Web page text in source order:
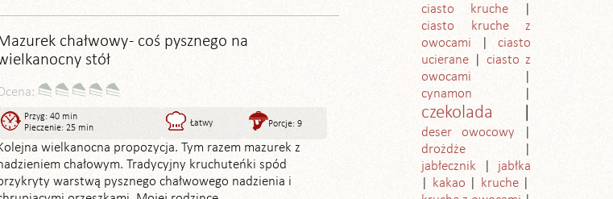
Mazurek chałwowy - coś pysznego na
stół
Przyg: 40 min
Pieczenie: 25 min
Łatwy Porcje: 9
wielkanocna propozycja. Tym razem mazurek z
chałowym. Tradycyjny kruchuteńki spód
warstwą pysznego chałwowego nadzienia i
ciasto kruche
ciasto kruche z
owocami
ciasto
ucierane
ciasto z
owocami
cynamon
czekolada
deser owocowy
drożdże
jabłecznik
jabłka
kakao
kruche